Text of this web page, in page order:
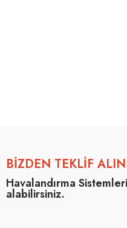
BİZDEN TEKLİF
Havalandırma
alabilirsiniz.